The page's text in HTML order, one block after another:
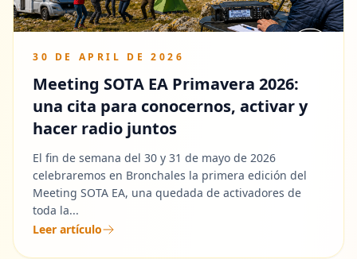
30 DE APRIL DE 2026
Meeting SOTA EA Primavera 2026:
una cita para conocernos, activar y
hacer radio juntos
El fin de semana del 30 y 31 de mayo de 2026
celebraremos en Bronchales la primera edición del
Meeting SOTA EA, una quedada de activadores de
toda la...
Leer artículo